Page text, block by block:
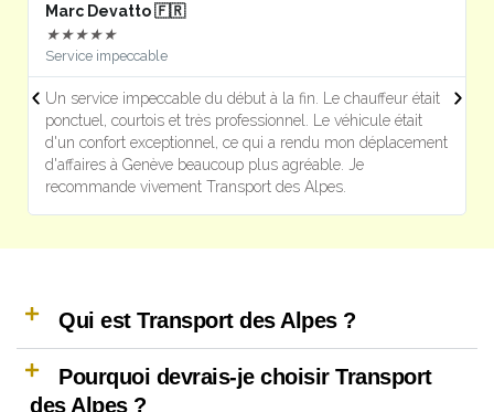
Marc Devatto 🇫🇷
★★★★★
Service impeccable
Un service impeccable du début à la fin. Le chauffeur était
ponctuel, courtois et très professionnel. Le véhicule était
d'un confort exceptionnel, ce qui a rendu mon déplacement
d'affaires à Genève beaucoup plus agréable. Je
recommande vivement Transport des Alpes.
Qui est Transport des Alpes ?
Pourquoi devrais-je choisir Transport
des Alpes ?